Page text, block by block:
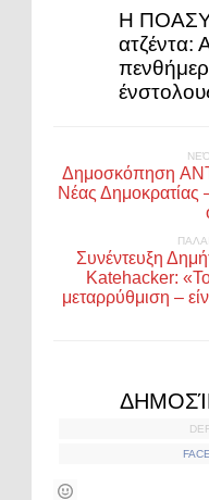
Η ΠΟΑΣΥ
ατζέντα:
Δημοσκόπηση
Νέας
Συνέντευξη
Katehacker: «Το
μεταρρύθμιση –